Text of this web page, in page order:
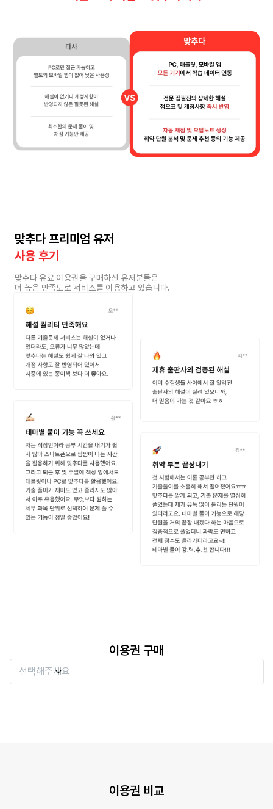
맞추다 프리미엄 유저
사용 후기
맞추다 유료 이용권을 구매하신 유저분들은
더 높은 만족도로 서비스를 이용하고 있습니다.
이용권 구매
이용권 비교